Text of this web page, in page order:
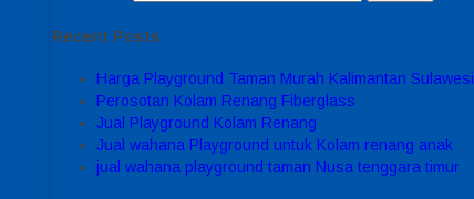
Recent Posts
Harga Playground Taman Murah Kalimantan Sulawesi
Perosotan Kolam Renang Fiberglass
Jual Playground Kolam Renang
Jual wahana Playground untuk Kolam renang anak
jual wahana playground taman Nusa tenggara timur